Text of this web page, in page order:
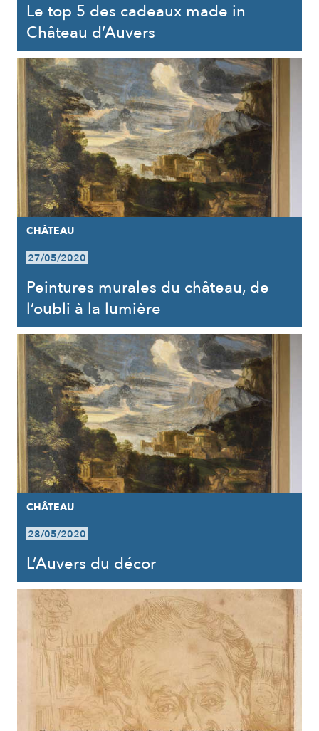
Le top 5 des cadeaux made in
Château d’Auvers
CHÂTEAU
27/05/2020
Peintures murales du château, de
l’oubli à la lumière
CHÂTEAU
28/05/2020
L’Auvers du décor